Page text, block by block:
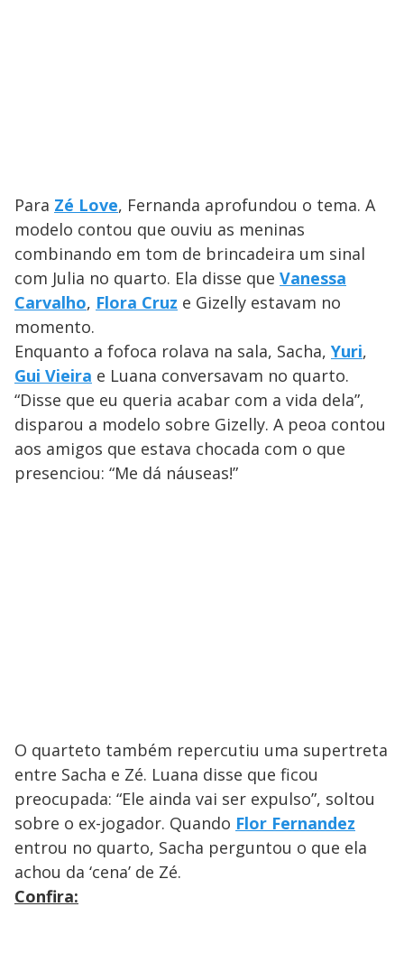
Para Zé Love, Fernanda aprofundou o tema. A
modelo contou que ouviu as meninas
combinando em tom de brincadeira um sinal
com Julia no quarto. Ela disse que Vanessa
Carvalho, Flora Cruz e Gizelly estavam no
momento.
Enquanto a fofoca rolava na sala, Sacha, Yuri,
Gui Vieira e Luana conversavam no quarto.
“Disse que eu queria acabar com a vida dela”,
disparou a modelo sobre Gizelly. A peoa contou
aos amigos que estava chocada com o que
presenciou: “Me dá náuseas!”
O quarteto também repercutiu uma supertreta
entre Sacha e Zé. Luana disse que ficou
preocupada: “Ele ainda vai ser expulso”, soltou
sobre o ex-jogador. Quando Flor Fernandez
entrou no quarto, Sacha perguntou o que ela
achou da ‘cena’ de Zé.
Confira: